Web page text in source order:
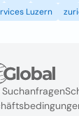
Luzern